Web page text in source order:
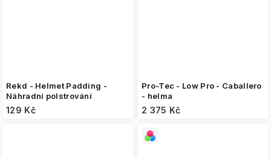
Rekd - Helmet Padding -
Náhradní polstrování
129 Kč
Pro-Tec - Low Pro - Caballero
- helma
2 375 Kč